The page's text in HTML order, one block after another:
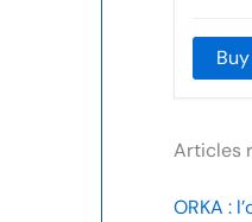
Articles
ORKA :